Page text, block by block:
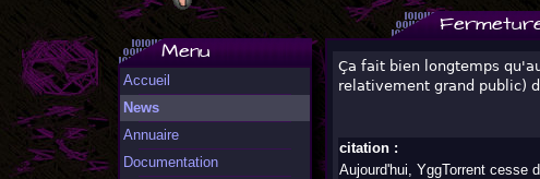
Menu
Accueil
News
Annuaire
Documentation
Ça fait bien longtemps
relativement grand public)
citation :
Aujourd'hui, YggTorrent cesse